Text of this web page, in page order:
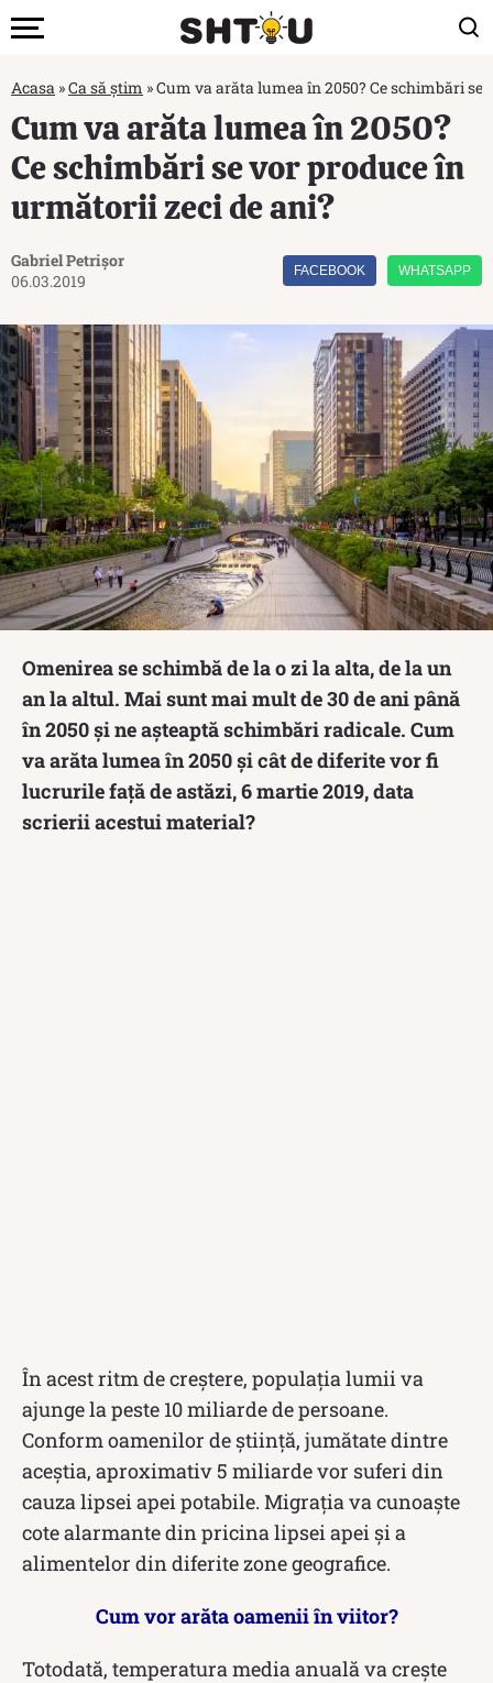
Acasa »Ca să știm »Cum va arăta lumea în 2050? Ce schimbări
Cum va arăta lumea în 2050?
Ce schimbări se vor produce în
următorii zeci de ani?
Gabriel Petrișor
06.03.2019
FACEBOOK WHATSAPP
Omenirea se schimbă de la o zi la alta, de la un
an la altul. Mai sunt mai mult de 30 de ani până
în 2050 și ne așteaptă schimbări radicale. Cum
va arăta lumea în 2050 și cât de diferite vor fi
lucrurile față de astăzi, 6 martie 2019, data
scrierii acestui material?
În acest ritm de creștere, populația lumii va
ajunge la peste 10 miliarde de persoane.
Conform oamenilor de știință, jumătate dintre
aceștia, aproximativ 5 miliarde vor suferi din
cauza lipsei apei potabile. Migrația va cunoaște
cote alarmante din pricina lipsei apei și a
alimentelor din diferite zone geografice.
Cum vor arăta oamenii în viitor?
Totodată, temperatura media anuală va crește